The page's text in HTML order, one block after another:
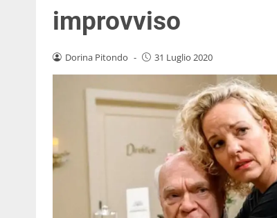
improvviso
Dorina Pitondo - 31 Luglio 2020